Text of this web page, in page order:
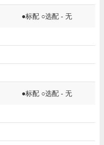
●标配 ○选配 - 无
●标配 ○选配 - 无